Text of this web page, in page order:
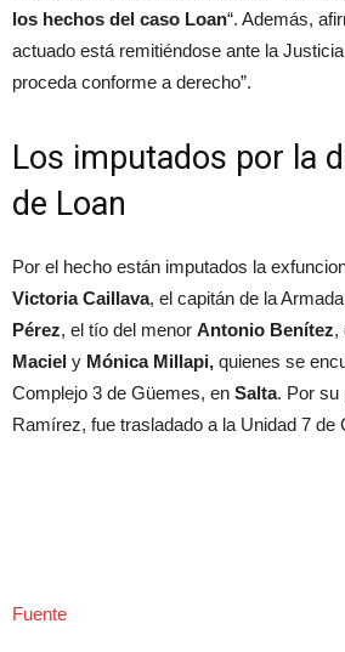
los hechos del caso Loan“. Además,
actuado está remitiéndose ante la
proceda conforme a derecho”.
Los imputados por la
de Loan
Por el hecho están imputados la
Victoria Caillava, el capitán de la
Pérez, el tío del menor Antonio Benítez,
Maciel y Mónica Millapi, quienes se
Complejo 3 de Güemes, en Salta. Por su
Ramírez, fue trasladado a la Unidad 7 de
Fuente